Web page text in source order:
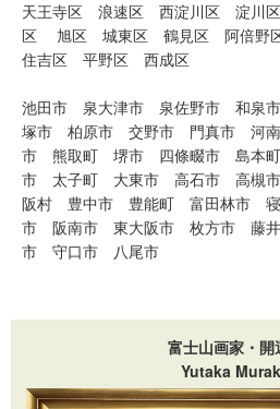
天王寺区
浪速区 西淀川区 淀川区
区
旭区 城東区 鶴見区 阿倍野
住吉区
平野区 西成区
池田市 泉大津市 泉佐野市 和泉市
塚市
柏原市 交野市 門真市 河
市
熊取町 堺市 四條畷市 島本町
市
太子町 大東市 高石市 高槻市
阪村
豊中市 豊能町 富田林市
市
阪南市 東大阪市 枚方市 藤
市
守口市 八尾市
富士山画家・開
Yutaka